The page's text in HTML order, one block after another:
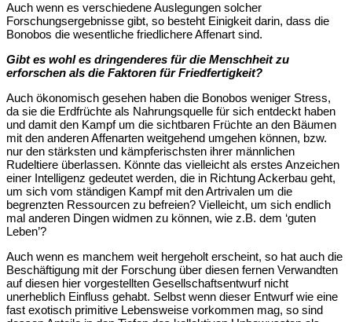
Auch wenn es verschiedene Auslegungen solcher
Forschungsergebnisse gibt, so besteht Einigkeit darin, dass die
Bonobos die wesentliche friedlichere Affenart sind.
Gibt es wohl es dringenderes für die Menschheit zu
erforschen als die Faktoren für Friedfertigkeit?
Auch ökonomisch gesehen haben die Bonobos weniger Stress,
da sie die Erdfrüchte als Nahrungsquelle für sich entdeckt haben
und damit den Kampf um die sichtbaren Früchte an den Bäumen
mit den anderen Affenarten weitgehend umgehen können, bzw.
nur den stärksten und kämpferischsten ihrer männlichen
Rudeltiere überlassen. Könnte das vielleicht als erstes Anzeichen
einer Intelligenz gedeutet werden, die in Richtung Ackerbau geht,
um sich vom ständigen Kampf mit den Artrivalen um die
begrenzten Ressourcen zu befreien? Vielleicht, um sich endlich
mal anderen Dingen widmen zu können, wie z.B. dem ‘guten
Leben’?
Auch wenn es manchem weit hergeholt erscheint, so hat auch die
Beschäftigung mit der Forschung über diesen fernen Verwandten
auf diesen hier vorgestellten Gesellschaftsentwurf nicht
unerheblich Einfluss gehabt. Selbst wenn dieser Entwurf wie eine
fast exotisch primitive Lebensweise vorkommen mag, so sind